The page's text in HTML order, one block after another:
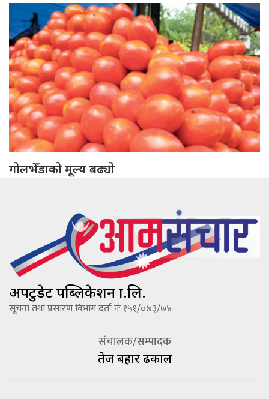
गोलभेँडाको मूल्य बढ्यो
अपटुडेट पब्लिकेशन प्रा.लि.
सूचना तथा प्रसारण विभाग दर्ता नंः १५१/०७३/७४
संचालक/सम्पादक
तेज बहादूर ढकाल